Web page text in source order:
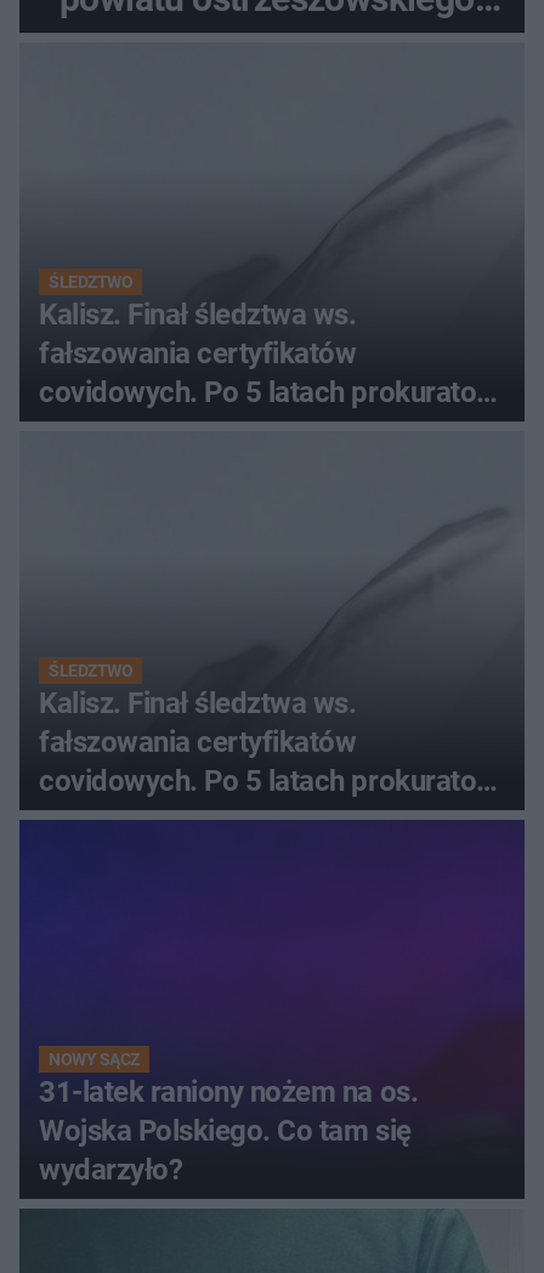
ŚLEDZTWO
Kalisz. Finał śledztwa ws.
fałszowania certyfikatów
covidowych. Po 5 latach prokurator
zamyka sprawę
ŚLEDZTWO
Kalisz. Finał śledztwa ws.
fałszowania certyfikatów
covidowych. Po 5 latach prokurator
zamyka sprawę
NOWY SĄCZ
31-latek raniony nożem na os.
Wojska Polskiego. Co tam się
wydarzyło?